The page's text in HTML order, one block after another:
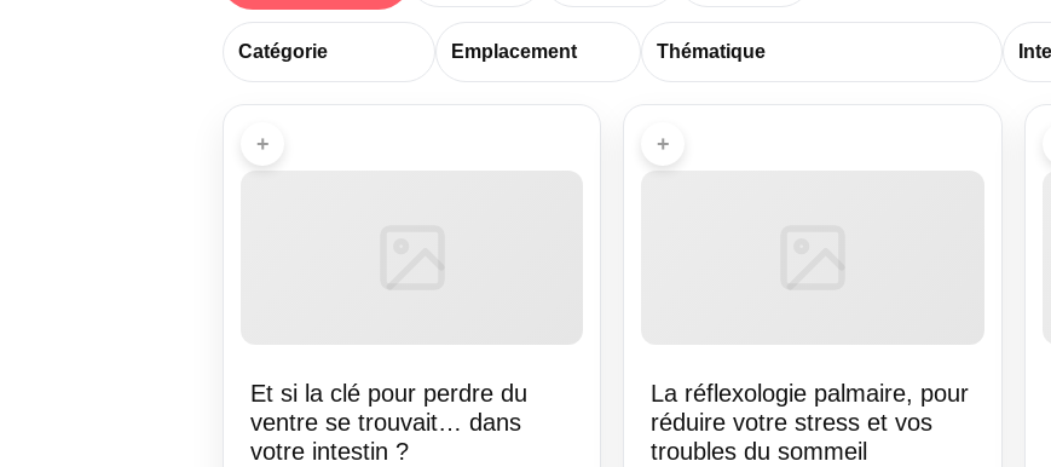
+
Et si la clé pour perdre du
ventre se trouvait… dans
votre intestin ?
+
La réflexologie palmaire, pour
réduire votre stress et vos
troubles du sommeil